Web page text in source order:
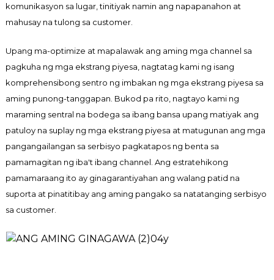
komunikasyon sa lugar, tinitiyak namin ang napapanahon at
mahusay na tulong sa customer.
Upang ma-optimize at mapalawak ang aming mga channel sa
pagkuha ng mga ekstrang piyesa, nagtatag kami ng isang
komprehensibong sentro ng imbakan ng mga ekstrang piyesa sa
aming punong-tanggapan. Bukod pa rito, nagtayo kami ng
maraming sentral na bodega sa ibang bansa upang matiyak ang
patuloy na suplay ng mga ekstrang piyesa at matugunan ang mga
pangangailangan sa serbisyo pagkatapos ng benta sa
pamamagitan ng iba't ibang channel. Ang estratehikong
pamamaraang ito ay ginagarantiyahan ang walang patid na
suporta at pinatitibay ang aming pangako sa natatanging serbisyo
sa customer.